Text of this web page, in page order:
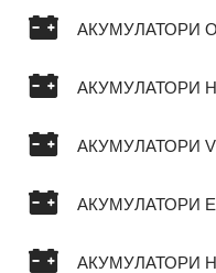
АКУМУЛАТОРИ
АКУМУЛАТОРИ
АКУМУЛАТОРИ
АКУМУЛАТОРИ
АКУМУЛАТОРИ